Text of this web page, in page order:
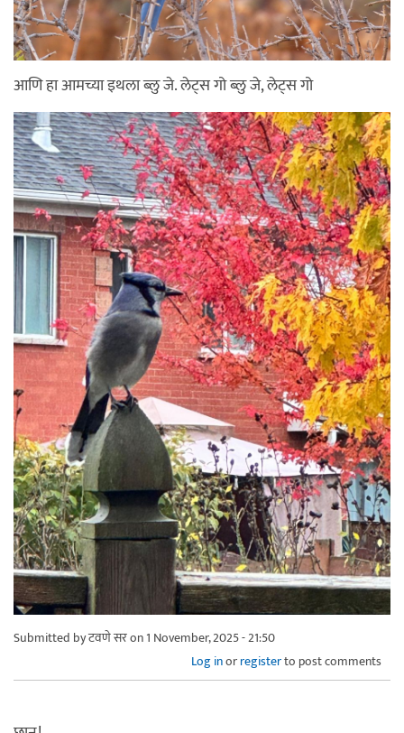
आणि हा आमच्या इथला ब्लु जे. लेट्स गो ब्लु जे, लेट्स गो
Submitted byटवणे सरon 1 November, 2025 - 21:50
Log inorregisterto post comments